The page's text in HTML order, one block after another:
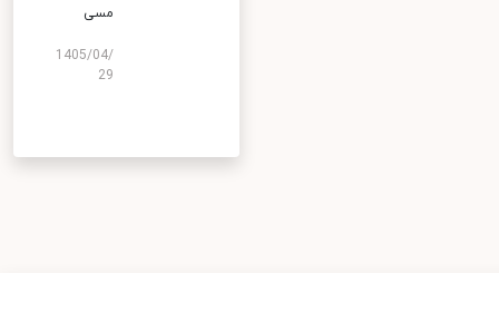
مسی
1405/04/
29